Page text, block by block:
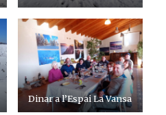
Dinar a l’Espai La Vansa